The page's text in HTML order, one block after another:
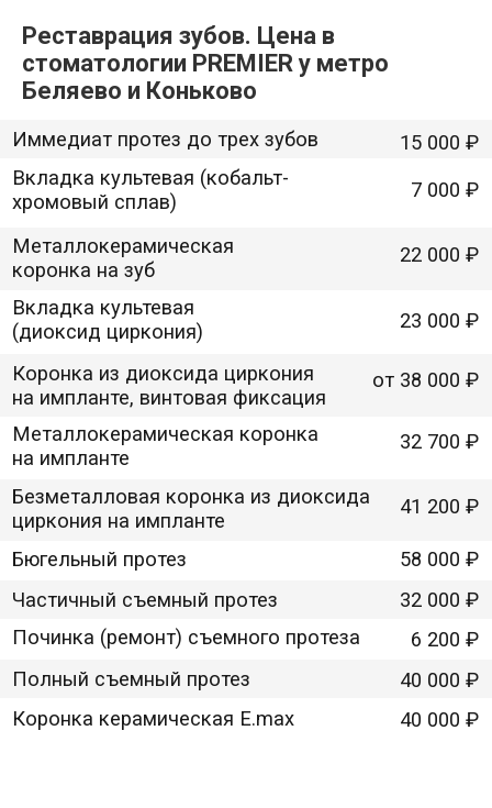
Реставрация зубов. Цена в
стоматологии PREMIER у метро
Беляево и Коньково
Прием стоматолога-терапевта 0 ₽
Прием ортопеда-гнатолога
Прием стоматолога-ортодонта
Справка о санации
Прием стоматолога-хирурга
Прием стоматолога-ортопеда
*При условии дальнейшего
лечения в клинике